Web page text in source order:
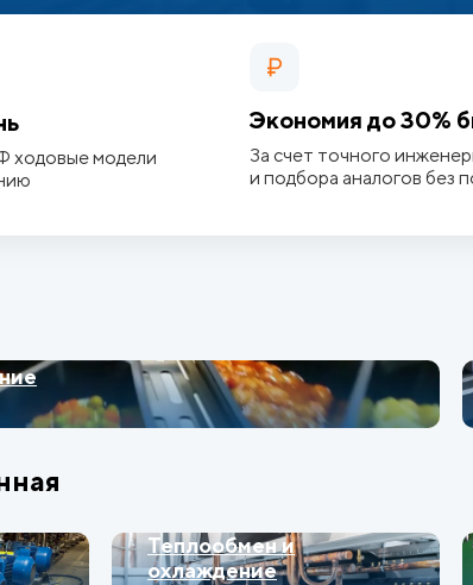
ходовые модели
Экономия до 30%
За счет точного
и подбора аналогов без
Теплообмен и
охлаждение